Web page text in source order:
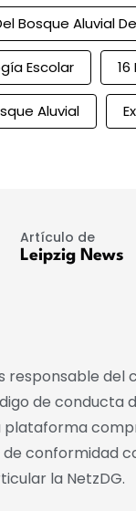
Bosque Aluvial
Escolar
Aluvial
Artículo de
Leipzig News
responsable del
de conducta
plataforma
conformidad
la NetzDG.